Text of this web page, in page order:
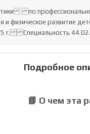
по
и физическое развитие
г.Специальность
Подробное
📘 О чем эта